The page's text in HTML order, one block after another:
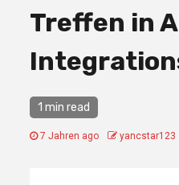
Treffen in
1 min read
7 Jahren ago yancstar123